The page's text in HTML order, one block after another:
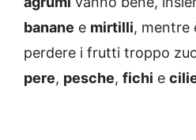
banane e mirtilli, mentre
perdere i frutti troppo
pere, pesche, fichi e